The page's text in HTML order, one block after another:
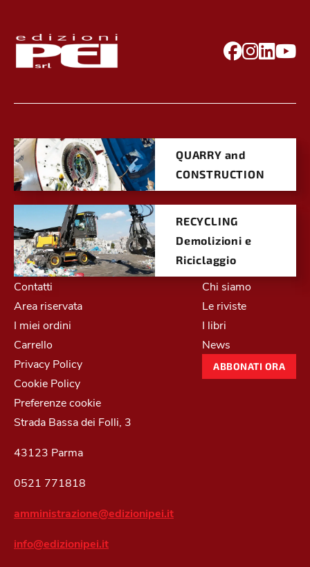
QUARRY and
CONSTRUCTION
RECYCLING
Demolizioni e
Riciclaggio
Contatti
Area riservata
I miei ordini
Carrello
Privacy Policy
Cookie Policy
Preferenze cookie
Chi siamo
Le riviste
I libri
News
ABBONATI ORA
Strada Bassa dei Folli, 3
43123 Parma
0521 771818
amministrazione@edizionipei.it
info@edizionipei.it